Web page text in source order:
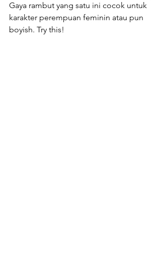
Gaya rambut yang satu ini cocok untuk
karakter perempuan feminin atau pun
boyish. Try this!